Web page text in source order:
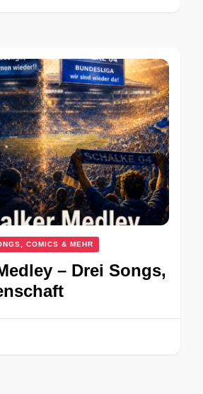
COMICS & MEHR
– Drei Songs,